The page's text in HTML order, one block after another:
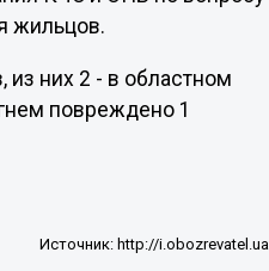
жильцов.
них 2 - в областном
повреждено 1
Источник: http://i.obozrevatel.ua